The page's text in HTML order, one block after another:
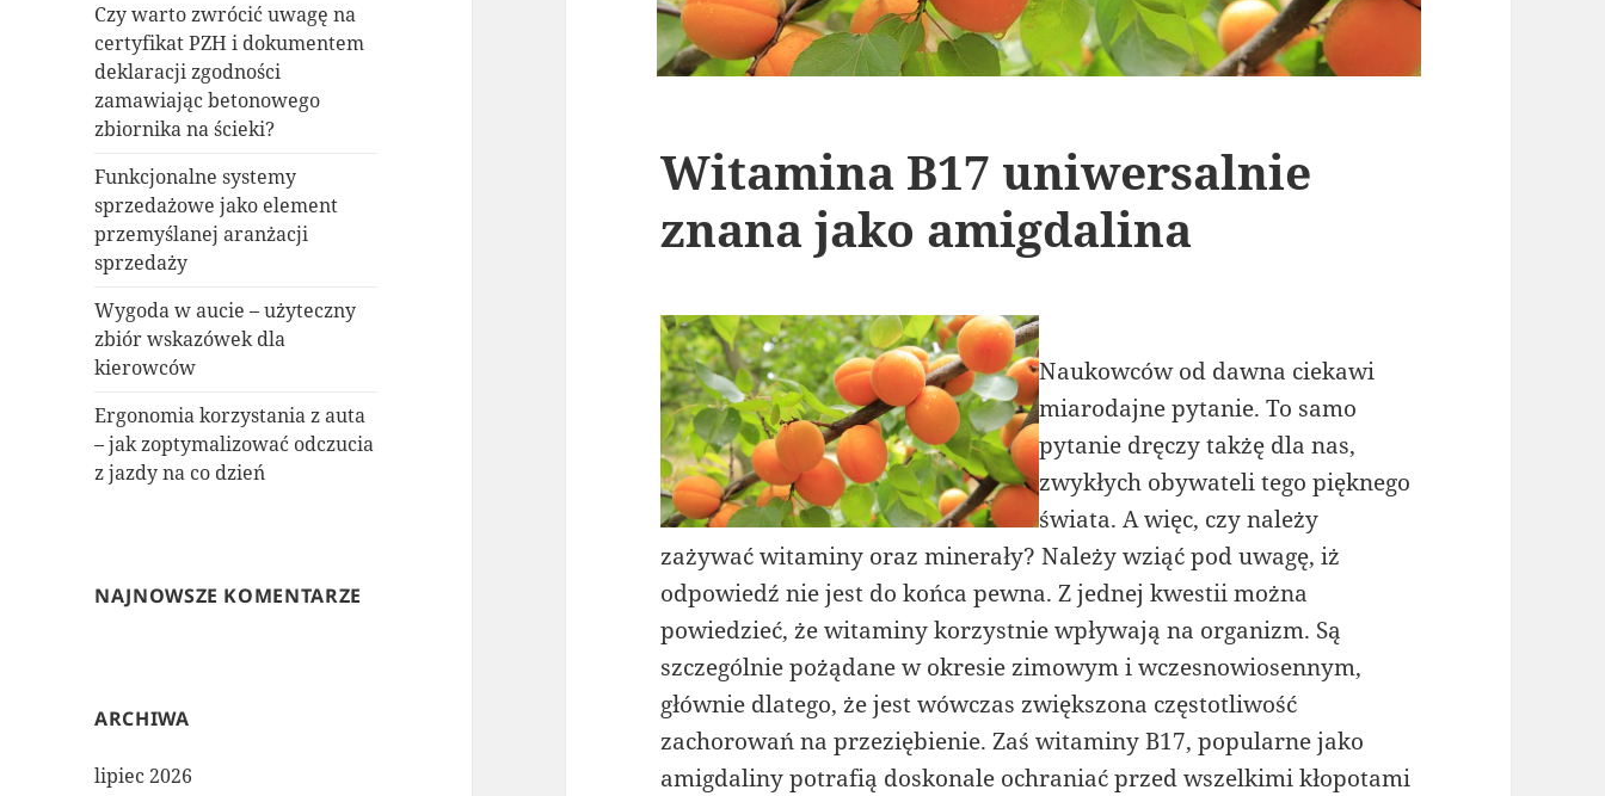
Czy warto zwrócić uwagę na
certyfikat PZH i dokumentem
deklaracji zgodności
zamawiając betonowego
zbiornika na ścieki?
Funkcjonalne systemy
sprzedażowe jako element
przemyślanej aranżacji
sprzedaży
Wygoda w aucie – użyteczny
zbiór wskazówek dla
kierowców
Ergonomia korzystania z auta
– jak zoptymalizować odczucia
z jazdy na co dzień
NAJNOWSZE KOMENTARZE
ARCHIWA
lipiec 2026
Witamina B17 uniwersalnie
znana jako amigdalina
Naukowców od dawna ciekawi
miarodajne pytanie. To samo
pytanie dręczy takżę dla nas,
zwykłych obywateli tego pięknego
świata. A więc, czy należy
zażywać witaminy oraz minerały? Należy wziąć pod uwagę, iż
odpowiedź nie jest do końca pewna. Z jednej kwestii można
powiedzieć, że witaminy korzystnie wpływają na organizm. Są
szczególnie pożądane w okresie zimowym i wczesnowiosennym,
głównie dlatego, że jest wówczas zwiększona częstotliwość
zachorowań na przeziębienie. Zaś witaminy B17, popularne jako
amigdaliny potrafią doskonale ochraniać przed wszelkimi kłopotami